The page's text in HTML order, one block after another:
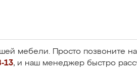
мебели. Просто позвоните
13, и наш менеджер быстро